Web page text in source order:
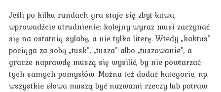
Jeśli po kilku rundach gra staje się zbyt łatwa,
wprowadźcie utrudnienie: kolejny wyraz musi zaczynać
się na ostatnią sylabę, a nie tylko literę. Wtedy „kaktus”
pociąga za sobą „tusk”, „tusza” albo „tuszowanie”, a
gracze naprawdę muszą się wysilić, by nie powtarzać
tych samych pomysłów. Można też dodać kategorie, np.
wszystkie słowa muszą być nazwami rzeczy lub potraw.